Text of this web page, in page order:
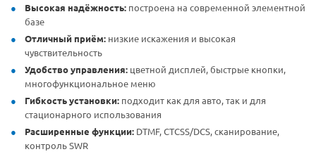
Высокая надёжность: построена на современной элементной
базе
Отличный приём: низкие искажения и высокая
чувствительность
Удобство управления: цветной дисплей, быстрые кнопки,
многофункциональное меню
Гибкость установки: подходит как для авто, так и для
стационарного использования
Расширенные функции: DTMF, CTCSS/DCS, сканирование,
контроль SWR